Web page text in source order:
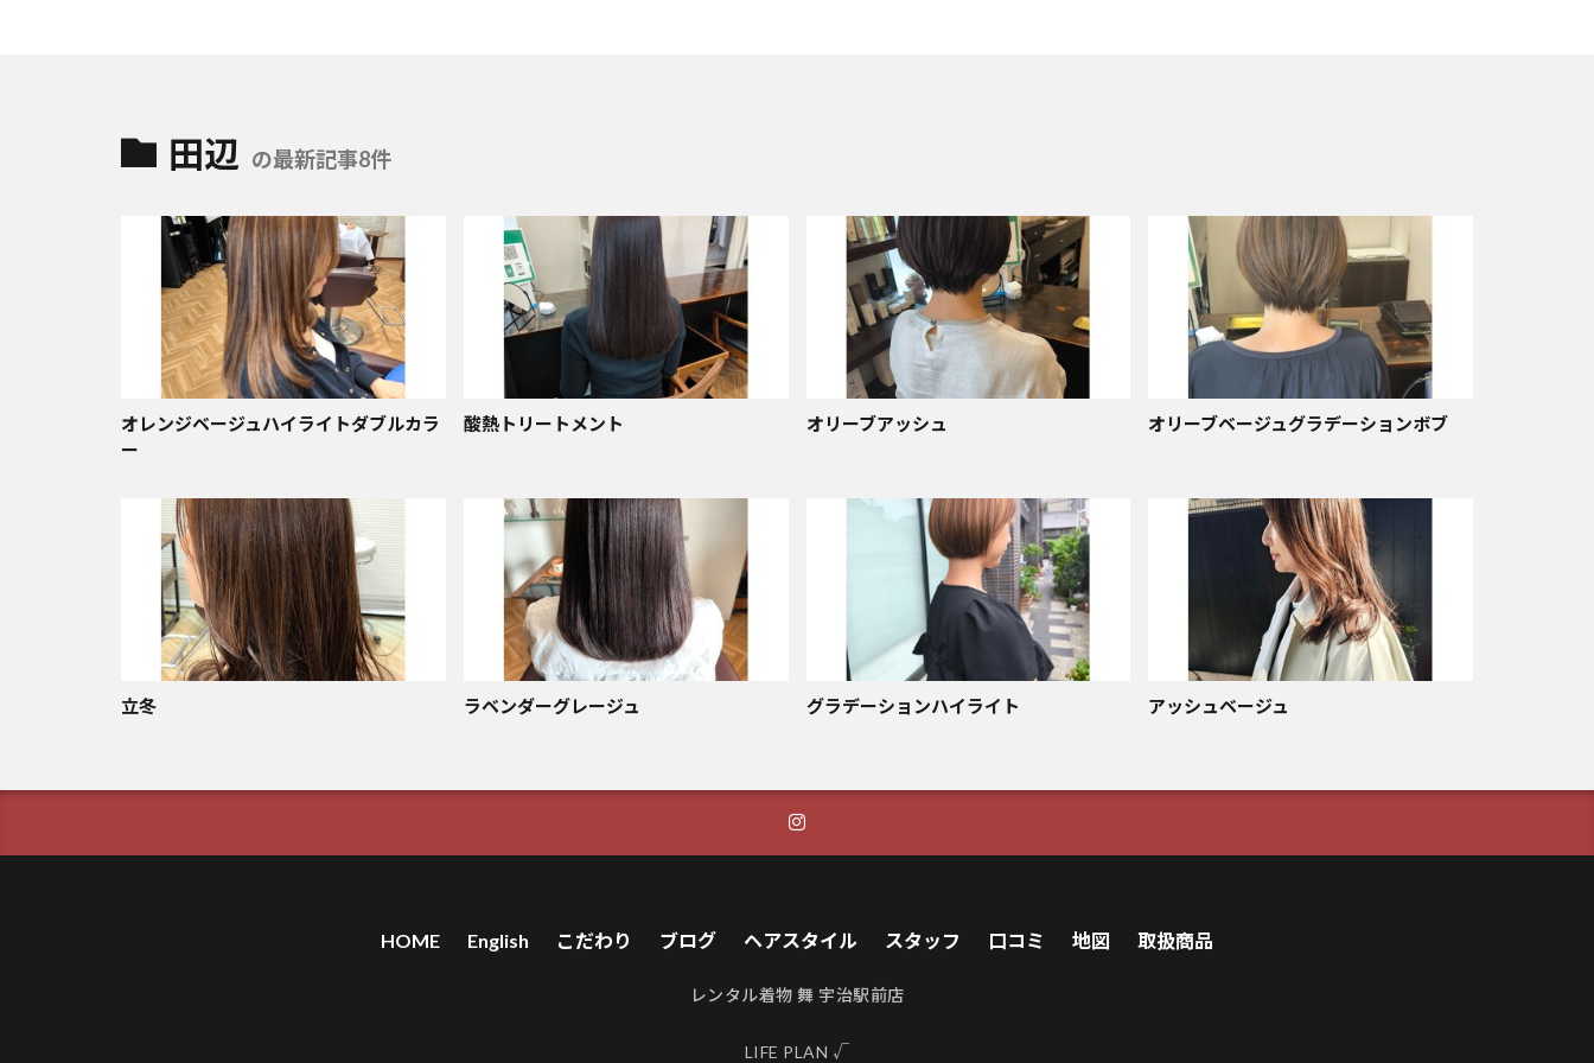
田辺 の最新記事8件
オレンジベージュハイライトダブルカラ
ー
酸熱トリートメント オリーブアッシュ オリーブベージュグラデーションボブ
立冬 ラベンダーグレージュ グラデーションハイライト アッシュベージュ
HOME English こだわり ブログ ヘアスタイル スタッフ 口コミ 地図 取扱商品
レンタル着物 舞 宇治駅前店
LIFE PLAN √